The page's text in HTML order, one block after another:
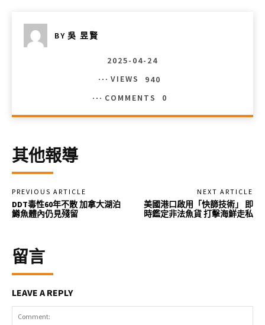
BY 吳 昱賢
2025-04-24
VIEWS
940
COMMENTS
0
其他報導
PREVIOUS ARTICLE
DDT毒性60年不散 加拿大湖泊
鱒魚體內仍見殘留
NEXT ARTICLE
美國港口啟用「快篩技術」 即
時鑑定非法魚貨 打擊海鮮走私
留言
LEAVE A REPLY